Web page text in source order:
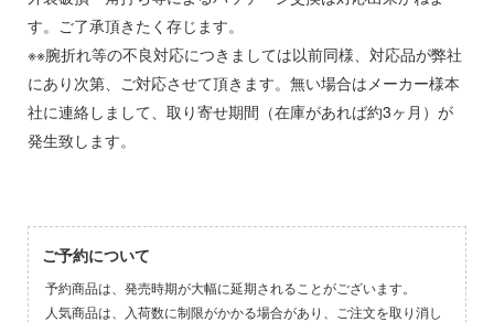
す。ご了承頂きたく存じます。
※※腕折れ等の不良対応につきましては以前同様、対応品が弊社
にあり次第、ご対応させて頂きます。無い場合はメーカー様本
社に連絡しまして、取り寄せ期間（在庫があれば約3ヶ月）が
発生致します。
ご予約について
予約商品は、発売時期が大幅に延期されることがございます。
人気商品は、入荷数に制限がかかる場合があり、ご注文を取り消し
ャプターさくら
ょうじょ!!
&パンツァー
告らせたい？～天才たちの恋愛頭脳戦
くしょん -艦これ-
ー
ガイド
わせ
シーポリシー
公式アカウント
カウント